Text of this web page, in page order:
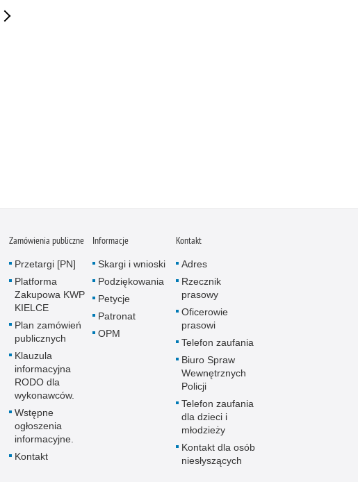
Zamówienia publiczne
Przetargi [PN]
Platforma
Zakupowa KWP
KIELCE
Plan zamówień
publicznych
Klauzula
informacyjna
RODO dla
wykonawców.
Wstępne
ogłoszenia
informacyjne.
Kontakt
Informacje
Skargi i wnioski
Podziękowania
Petycje
Patronat
OPM
Kontakt
Adres
Rzecznik
prasowy
Oficerowie
prasowi
Telefon zaufania
Biuro Spraw
Wewnętrznych
Policji
Telefon zaufania
dla dzieci i
młodzieży
Kontakt dla osób
niesłyszących